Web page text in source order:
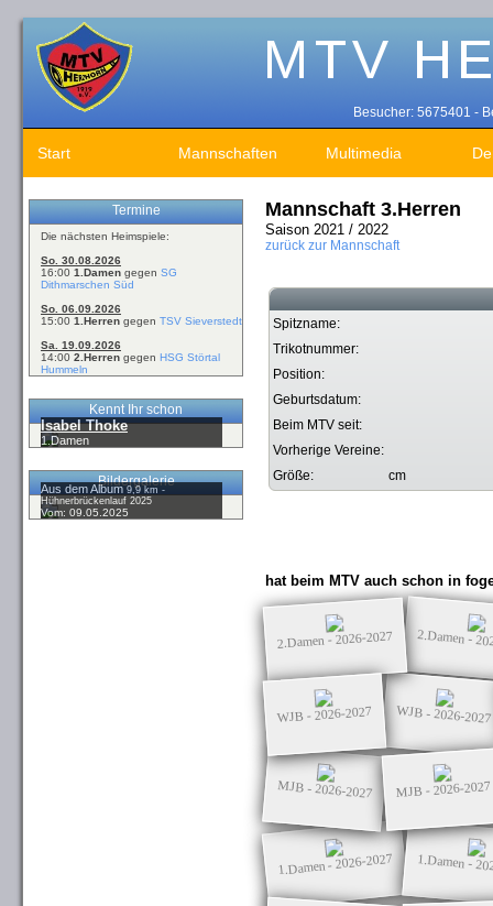
Besucher: 5675401 -
Start Mannschaften Multimedia
Termine
Die nächsten Heimspiele:
So. 30.08.2026
16:00 1.Damen gegen SG
Dithmarschen Süd
So. 06.09.2026
15:00 1.Herren gegen TSV Sieverstedt
Sa. 19.09.2026
14:00 2.Herren gegen HSG Störtal
Hummeln
Kennt Ihr schon
Isabel Thoke
1.Damen
Bildergalerie
Aus dem Album9,9 km -
Hühnerbrückenlauf 2025
Vom: 09.05.2025
Mannschaft 3.Herren
Saison 2021 / 2022
zurück zur Mannschaft
Spitzname:
Trikotnummer:
Position:
Geburtsdatum:
Beim MTV seit:
Vorherige Vereine:
Größe:
cm
hat beim MTV auch schon in
2.Damen - 2026-2027 2.Damen -
WJB - 2026-2027 WJB - 2026-2027
MJB - 2026-2027 MJB - 2026-2027
1.Damen - 2026-2027 1.Damen -